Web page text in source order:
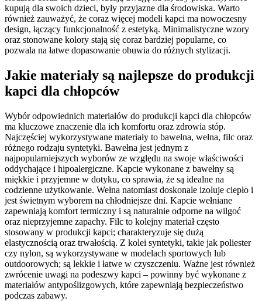
kupują dla swoich dzieci, były przyjazne dla środowiska. Warto
również zauważyć, że coraz więcej modeli kapci ma nowoczesny
design, łączący funkcjonalność z estetyką. Minimalistyczne wzory
oraz stonowane kolory stają się coraz bardziej popularne, co
pozwala na łatwe dopasowanie obuwia do różnych stylizacji.
Jakie materiały są najlepsze do produkcji
kapci dla chłopców
Wybór odpowiednich materiałów do produkcji kapci dla chłopców
ma kluczowe znaczenie dla ich komfortu oraz zdrowia stóp.
Najczęściej wykorzystywane materiały to bawełna, wełna, filc oraz
różnego rodzaju syntetyki. Bawełna jest jednym z
najpopularniejszych wyborów ze względu na swoje właściwości
oddychające i hipoalergiczne. Kapcie wykonane z bawełny są
miękkie i przyjemne w dotyku, co sprawia, że są idealne na
codzienne użytkowanie. Wełna natomiast doskonale izoluje ciepło i
jest świetnym wyborem na chłodniejsze dni. Kapcie wełniane
zapewniają komfort termiczny i są naturalnie odporne na wilgoć
oraz nieprzyjemne zapachy. Filc to kolejny materiał często
stosowany w produkcji kapci; charakteryzuje się dużą
elastycznością oraz trwałością. Z kolei syntetyki, takie jak poliester
czy nylon, są wykorzystywane w modelach sportowych lub
outdoorowych; są lekkie i łatwe w czyszczeniu. Ważne jest również
zwrócenie uwagi na podeszwy kapci – powinny być wykonane z
materiałów antypoślizgowych, które zapewniają bezpieczeństwo
podczas zabawy.